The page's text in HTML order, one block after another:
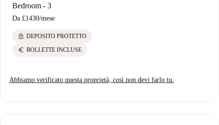
Bedroom - 3
Da £1430/mese
lock DEPOSITO PROTETTO
euro BOLLETTE INCLUSE
Abbiamo verificato questa proprietà, così non devi farlo tu.